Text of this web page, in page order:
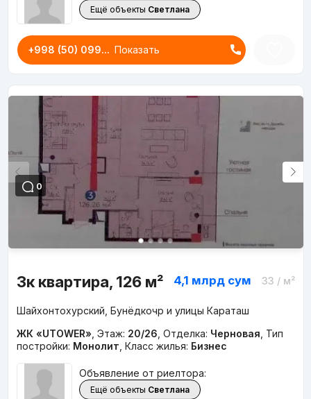
Ещё объекты Светлана
+998 (50) 099... Показать
0
3к квартира, 126 м² 4,1 млрд сум 33 / м²
Шайхонтохурский, Бунёдкочр и улицы Караташ
ЖК «UTOWER» Этаж: 20/26 Отделка: Черновая Тип
постройки: Монолит Класс жилья: Бизнес
Объявление от риелтора:
Ещё объекты Светлана